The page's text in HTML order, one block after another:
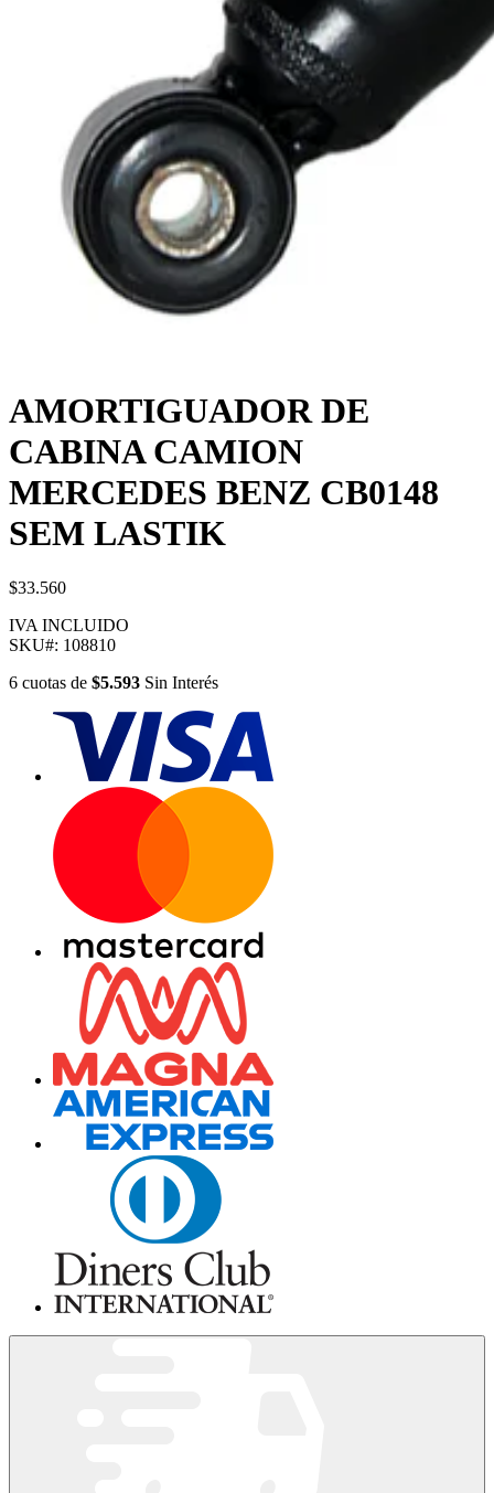
AMORTIGUADOR DE
CABINA CAMION
MERCEDES BENZ CB0148
SEM LASTIK
$33.560
IVA INCLUIDO
SKU#: 108810
6 cuotas de $5.593 Sin Interés